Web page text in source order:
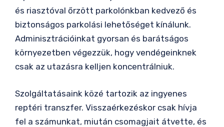
és riasztóval őrzött parkolónkban kedvező és
biztonságos parkolási lehetőséget kínálunk.
Adminisztrációinkat gyorsan és barátságos
környezetben végezzük, hogy vendégeinknek
csak az utazásra kelljen koncentrálniuk.
Szolgáltatásaink közé tartozik az ingyenes
reptéri transzfer. Visszaérkezéskor csak hívja
fel a számunkat, miután csomagjait átvette, és